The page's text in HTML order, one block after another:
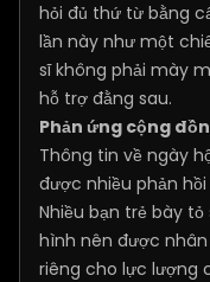
hỏi đủ thứ từ bằng
lần này như một
sĩ không phải mày
hỗ trợ đằng sau.
Phản ứng cộng
Thông tin về ngày
được nhiều phản
Nhiều bạn trẻ bày
hình nên được
riêng cho lực lượng